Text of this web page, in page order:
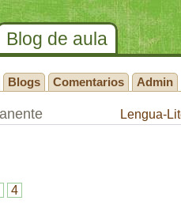
Blog de aula
Blogs Comentarios Admin
Lengua-
4